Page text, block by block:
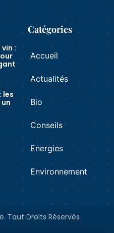
:
les
Catégories
Accueil
Actualités
Bio
Conseils
Energies
Environnement
Tout Droits Réservés